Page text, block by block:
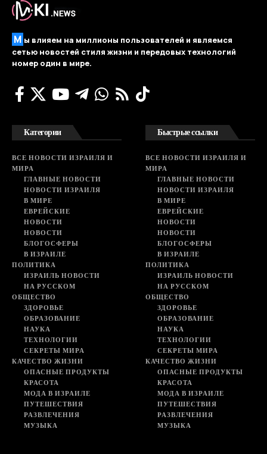
М ы влияем на миллионы пользователей и являемся
сетью новостей стиля жизни и передовых технологий
номер один в мире.
Категории
ВСЕ НОВОСТИ ИЗРАИЛЯ И
МИРА
ГЛАВНЫЕ НОВОСТИ
НОВОСТИ ИЗРАИЛЯ
В МИРЕ
ЕВРЕЙСКИЕ
НОВОСТИ
НОВОСТИ
БЛОГОСФЕРЫ
В ИЗРАИЛЕ
ПОЛИТИКА
ИЗРАИЛЬ НОВОСТИ
НА РУССКОМ
ОБЩЕСТВО
ЗДОРОВЬЕ
ОБРАЗОВАНИЕ
НАУКА
ТЕХНОЛОГИИ
СЕКРЕТЫ МИРА
КАЧЕСТВО ЖИЗНИ
ОПАСНЫЕ ПРОДУКТЫ
КРАСОТА
МОДА В ИЗРАИЛЕ
ПУТЕШЕСТВИЯ
РАЗВЛЕЧЕНИЯ
МУЗЫКА
Быстрые ссылки
ВСЕ НОВОСТИ ИЗРАИЛЯ И
МИРА
ГЛАВНЫЕ НОВОСТИ
НОВОСТИ ИЗРАИЛЯ
В МИРЕ
ЕВРЕЙСКИЕ
НОВОСТИ
НОВОСТИ
БЛОГОСФЕРЫ
В ИЗРАИЛЕ
ПОЛИТИКА
ИЗРАИЛЬ НОВОСТИ
НА РУССКОМ
ОБЩЕСТВО
ЗДОРОВЬЕ
ОБРАЗОВАНИЕ
НАУКА
ТЕХНОЛОГИИ
СЕКРЕТЫ МИРА
КАЧЕСТВО ЖИЗНИ
ОПАСНЫЕ ПРОДУКТЫ
КРАСОТА
МОДА В ИЗРАИЛЕ
ПУТЕШЕСТВИЯ
РАЗВЛЕЧЕНИЯ
МУЗЫКА